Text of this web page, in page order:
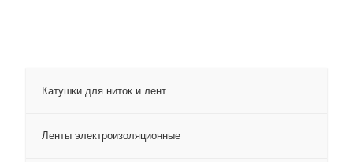
Катушки для ниток и лент
Ленты электроизоляционные